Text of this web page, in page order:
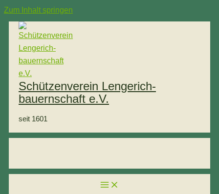
Zum Inhalt springen
Schützenverein Lengerich-
bauernschaft e.V.
seit 1601